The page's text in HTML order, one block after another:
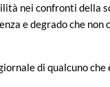
nei confronti della
e degrado che non
di qualcuno